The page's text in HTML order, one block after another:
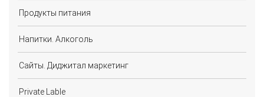
Продукты питания
Напитки. Алкоголь
Сайты. Диджитал маркетинг
Private Lable